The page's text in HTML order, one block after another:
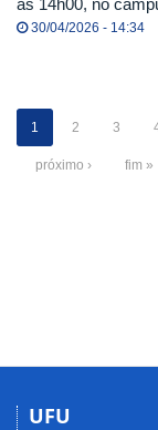
30/04/2026 - 14:34
1 2 3
próximo › fim »
UFU